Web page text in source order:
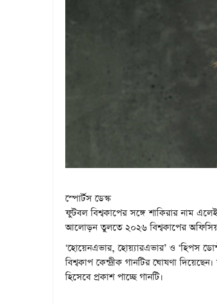
স্পোর্টস ডেস্ক
ফুটবল বিশ্বকাপের সঙ্গে শাকিরার নাম
আলোড়ন তুলতে ২০২৬ বিশ্বকাপের
‘হোয়েনএভার, হোয়্যারএভার’ ও ‘হিপস
বিশ্বকাপ কেন্দ্রীক গানটির ঘোষণা
হিসেবে প্রকাশ পাচ্ছে গানটি।